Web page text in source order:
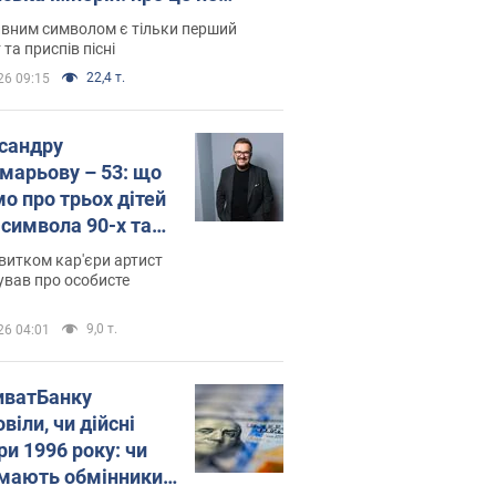
у школі
символом є тільки перший
приспів пісні
09:15 22,4 т.
– 53: що
про трьох дітей
90-х та
вони
кар'єри артист
про особисте
04:01 9,0 т.
чи дійсні
1996 року: чи
обмінники